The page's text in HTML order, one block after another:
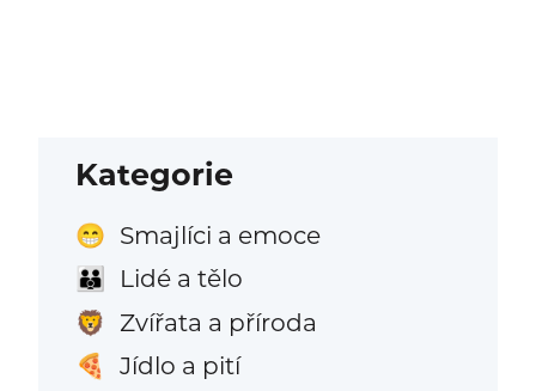
Kategorie
😁 Smajlíci a emoce
👪 Lidé a tělo
🦁 Zvířata a příroda
🍕 Jídlo a pití